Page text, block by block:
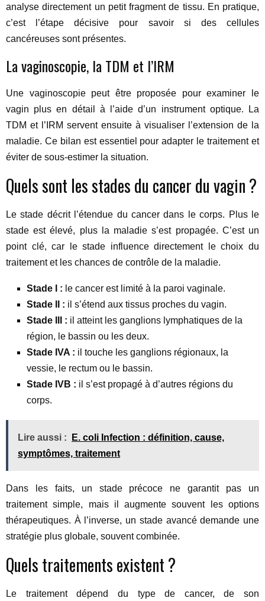
analyse directement un petit fragment de tissu. En pratique,
c’est l’étape décisive pour savoir si des cellules
cancéreuses sont présentes.
La vaginoscopie, la TDM et l’IRM
Une vaginoscopie peut être proposée pour examiner le
vagin plus en détail à l’aide d’un instrument optique. La
TDM et l’IRM servent ensuite à visualiser l’extension de la
maladie. Ce bilan est essentiel pour adapter le traitement et
éviter de sous-estimer la situation.
Quels sont les stades du cancer du vagin ?
Le stade décrit l’étendue du cancer dans le corps. Plus le
stade est élevé, plus la maladie s’est propagée. C’est un
point clé, car le stade influence directement le choix du
traitement et les chances de contrôle de la maladie.
Stade I : le cancer est limité à la paroi vaginale.
Stade II : il s’étend aux tissus proches du vagin.
Stade III : il atteint les ganglions lymphatiques de la
région, le bassin ou les deux.
Stade IVA : il touche les ganglions régionaux, la
vessie, le rectum ou le bassin.
Stade IVB : il s’est propagé à d’autres régions du
corps.
Lire aussi :
E. coli Infection : définition, cause,
symptômes, traitement
Dans les faits, un stade précoce ne garantit pas un
traitement simple, mais il augmente souvent les options
thérapeutiques. À l’inverse, un stade avancé demande une
stratégie plus globale, souvent combinée.
Quels traitements existent ?
Le traitement dépend du type de cancer, de son